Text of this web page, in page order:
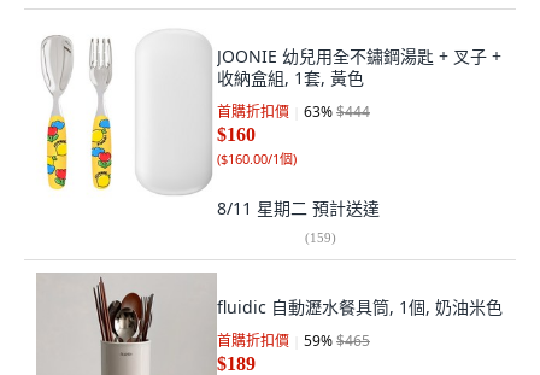
JOONIE 幼兒用全不鏽鋼湯匙 + 叉子 +
收納盒組, 1套, 黃色
首購折扣價 63%$444
$160
($160.00/1個)
8/11 星期二 預計送達
(159)
fluidic 自動瀝水餐具筒, 1個, 奶油米色
首購折扣價 59%$465
$189